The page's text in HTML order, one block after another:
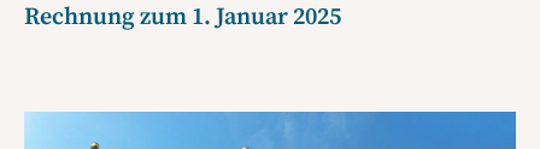
Rechnung zum 1. Januar 2025